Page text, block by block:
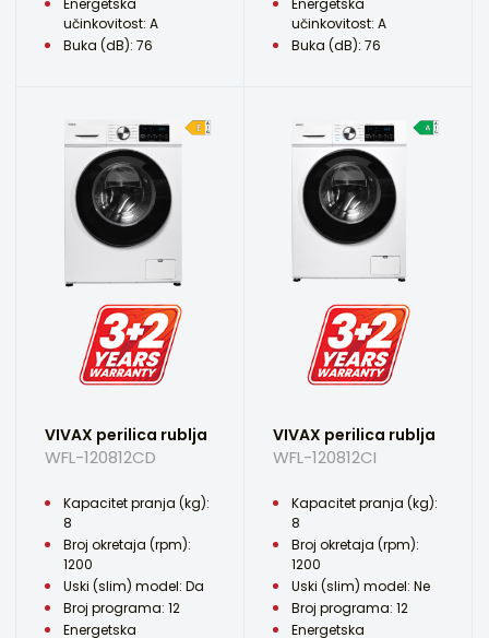
Energetska
učinkovitost: A
Buka (dB): 76
Energetska
učinkovitost: A
Buka (dB): 76
VIVAX perilica rublja
WFL-120812CD
Kapacitet pranja (kg):
8
Broj okretaja (rpm):
1200
Uski (slim) model: Da
Broj programa: 12
Energetska
VIVAX perilica rublja
WFL-120812CI
Kapacitet pranja (kg):
8
Broj okretaja (rpm):
1200
Uski (slim) model: Ne
Broj programa: 12
Energetska